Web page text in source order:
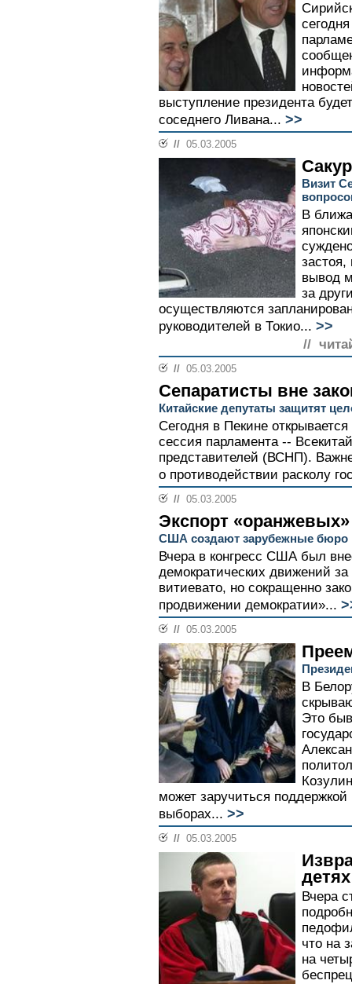
выступление президента
соседнего Ливана... >>
// 05.03.2005
Визит
В
вывод
за
осуществляются
руководителей в Токио... >>
//
// 05.03.2005
Сепаратисты вне
Китайские депутаты защитят
Сегодня в Пекине
сессия парламента --
представителей (ВСНП).
о противодействии расколу
// 05.03.2005
Экспорт
США создают зарубежные бюро
Вчера в конгресс США был
демократических движений
витиевато, но сокращенно
продвижении демократии»...
// 05.03.2005
В
Это
может заручиться
выборах... >>
// 05.03.2005
детях
Вчера
что на
на